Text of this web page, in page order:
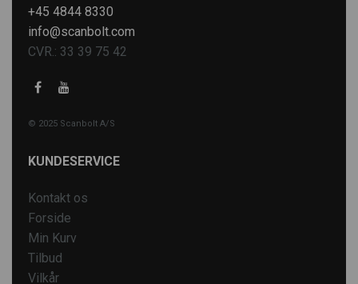
+45 4844 8330
info@scanbolt.com
CVR.: 33 39 75 42
© 2025 Scanbolt A/S
KUNDESERVICE
Kontakt os
Forside
Min Kurv
Tilbud
Vilkår